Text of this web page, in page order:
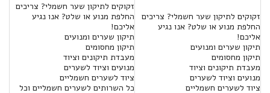
זקוקים לתיקון שער חשמלי? צריכים
החלפת מנוע או שלט? אנו נגיע
אליכם!
תיקון שערים ומנועים
תיקון מחסומים
מעבדת תיקונים וציוד
מנועים וציוד לשערים
ציוד לשערים חשמליים
זקוקים לתיקון שער חשמלי? צריכים
החלפת מנוע או שלט? אנו נגיע
אליכם!
תיקון שערים ומנועים
תיקון מחסומים
מעבדת תיקונים וציוד
מנועים וציוד לשערים
ציוד לשערים חשמליים
כל השרותים לשערים חשמליים וכל